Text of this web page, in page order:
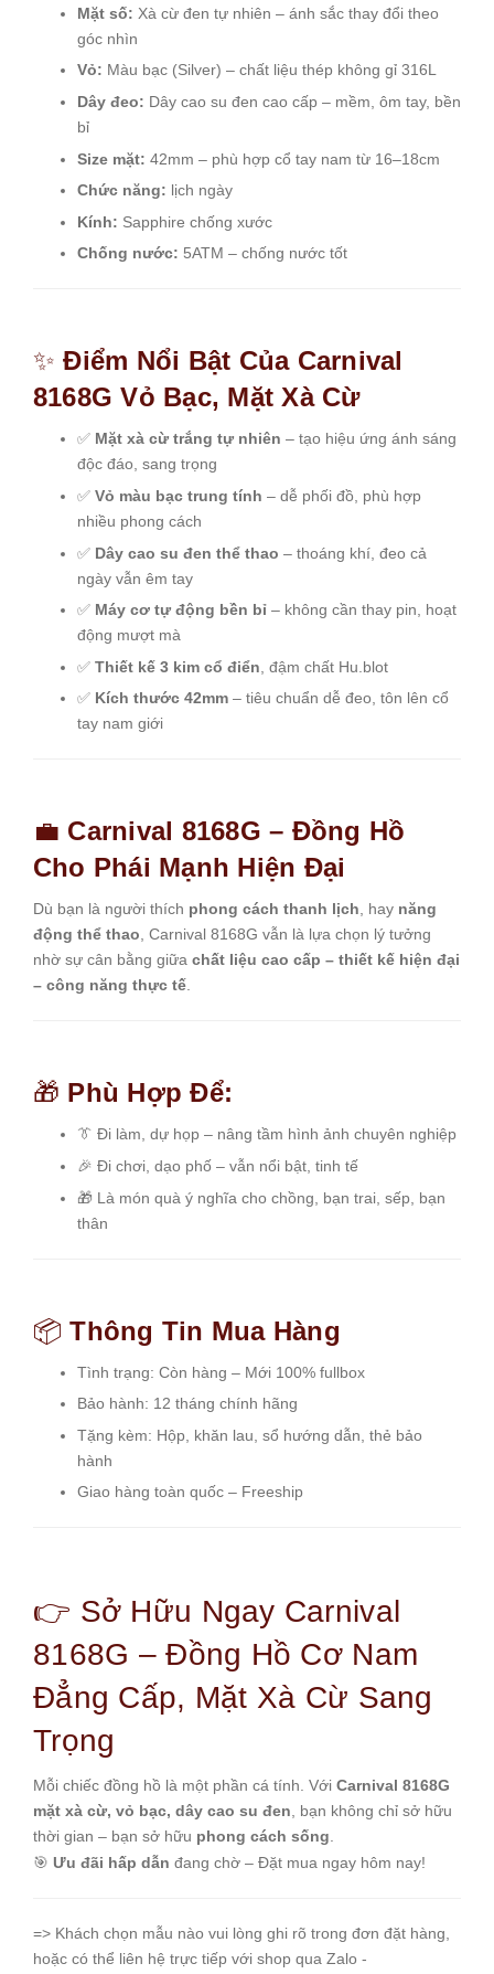
Mặt số: Xà cừ đen tự nhiên – ánh sắc thay đổi theo
góc nhìn
Vỏ: Màu bạc (Silver) – chất liệu thép không gỉ 316L
Dây đeo: Dây cao su đen cao cấp – mềm, ôm tay, bền
bỉ
Size mặt: 42mm – phù hợp cổ tay nam từ 16–18cm
Chức năng: lịch ngày
Kính: Sapphire chống xước
Chống nước: 5ATM – chống nước tốt
✨Điểm Nổi Bật Của Carnival
8168G Vỏ Bạc, Mặt Xà Cừ
✅ Mặt xà cừ trắng tự nhiên – tạo hiệu ứng ánh sáng
độc đáo, sang trọng
✅ Vỏ màu bạc trung tính – dễ phối đồ, phù hợp
nhiều phong cách
✅ Dây cao su đen thể thao – thoáng khí, đeo cả
ngày vẫn êm tay
✅ Máy cơ tự động bền bỉ – không cần thay pin, hoạt
động mượt mà
✅ Thiết kế 3 kim cổ điển , đậm chất Hu.blot
✅ Kích thước 42mm – tiêu chuẩn dễ đeo, tôn lên cổ
tay nam giới
💼 Carnival 8168G – Đồng Hồ
Cho Phái Mạnh Hiện Đại
Dù bạn là người thích phong cách thanh lịch, hay năng
động thể thao, Carnival 8168G vẫn là lựa chọn lý tưởng
nhờ sự cân bằng giữa chất liệu cao cấp – thiết kế hiện đại
– công năng thực tế.
🎁 Phù Hợp Để:
👔 Đi làm, dự họp – nâng tầm hình ảnh chuyên nghiệp
🎉 Đi chơi, dạo phố – vẫn nổi bật, tinh tế
🎁 Là món quà ý nghĩa cho chồng, bạn trai, sếp, bạn
thân
📦Thông Tin Mua Hàng
Tình trạng: Còn hàng – Mới 100% fullbox
Bảo hành: 12 tháng chính hãng
Tặng kèm: Hộp, khăn lau, sổ hướng dẫn, thẻ bảo
hành
Giao hàng toàn quốc – Freeship
👉 Sở Hữu Ngay Carnival
8168G – Đồng Hồ Cơ Nam
Đẳng Cấp, Mặt Xà Cừ Sang
Trọng
Mỗi chiếc đồng hồ là một phần cá tính. Với Carnival 8168G
mặt xà cừ, vỏ bạc, dây cao su đen, bạn không chỉ sở hữu
thời gian – bạn sở hữu phong cách sống.
🎯 Ưu đãi hấp dẫn đang chờ – Đặt mua ngay hôm nay!
=> Khách chọn mẫu nào vui lòng ghi rõ trong đơn đặt hàng,
hoặc có thể liên hệ trực tiếp với shop qua Zalo -